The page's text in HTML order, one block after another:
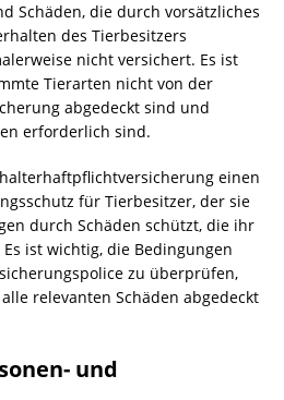
Schäden, die durch vorsätzliches
des Tierbesitzers
nicht versichert. Es ist
Tierarten nicht von der
abgedeckt sind und
erforderlich sind.
einen
für Tierbesitzer, der sie
durch Schäden schützt, die ihr
ist wichtig, die Bedingungen
zu überprüfen,
relevanten Schäden abgedeckt
und